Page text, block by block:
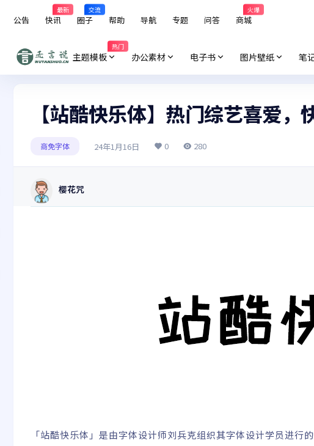
公告 快讯
最新
圈子
交流
帮助 导航 专题 问答 商城
火爆
主题模板
热门
办公素材 电子书 图片壁纸 笔
【站酷快乐体】热门综艺喜爱
商免字体 24年1月16日 0 280
樱花咒
「站酷快乐体」是由字体设计师刘兵克组织其字体设计学员进